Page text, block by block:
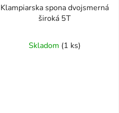
Klampiarska spona dvojsmerná
široká 5T
Skladom (1 ks)